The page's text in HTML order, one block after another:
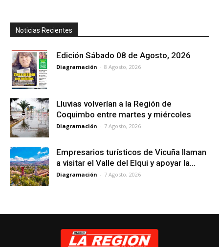
Noticias Recientes
Edición Sábado 08 de Agosto, 2026
Diagramación - 8 Agosto, 2026
Lluvias volverían a la Región de
Coquimbo entre martes y miércoles
Diagramación - 7 Agosto, 2026
Empresarios turísticos de Vicuña llaman
a visitar el Valle del Elqui y apoyar la...
Diagramación - 7 Agosto, 2026